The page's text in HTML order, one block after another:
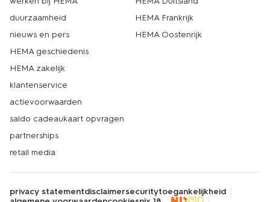
duurzaamheid
nieuws en pers
HEMA geschiedenis
HEMA zakelijk
klantenservice
actievoorwaarden
saldo cadeaukaart opvragen
partnerships
retail media
HEMA Frankrijk
HEMA Oostenrijk
privacy statementdisclaimersecuritytoegankelijkheid